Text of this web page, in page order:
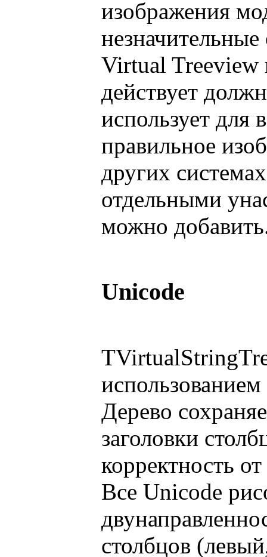
изображения
Virtual Treeview
действует
использует для
правильное
других
отдельными
можно
Unicode
Дерево
заголовки
корректность
Все Unicode
столбцов